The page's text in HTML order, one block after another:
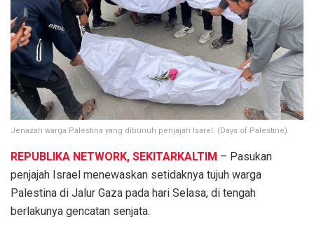
Jenazah warga Palestina yang dibunuh penjajah Isarel. (Days of Palestine)
REPUBLIKA NETWORK, SEKITARKALTIM – Pasukan
penjajah Israel menewaskan setidaknya tujuh warga
Palestina di Jalur Gaza pada hari Selasa, di tengah
berlakunya gencatan senjata.